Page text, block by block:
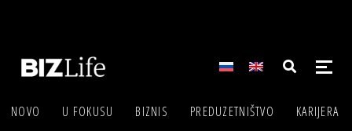
NOVO U FOKUSU BIZNIS PREDUZETNIŠTVO KARIJERA